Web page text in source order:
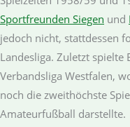
Sportfreunden Siegen und
jedoch nicht, stattdessen
Landesliga. Zuletzt
Verbandsliga Westfalen,
noch die zweithöchste
Amateurfußball darstellte.